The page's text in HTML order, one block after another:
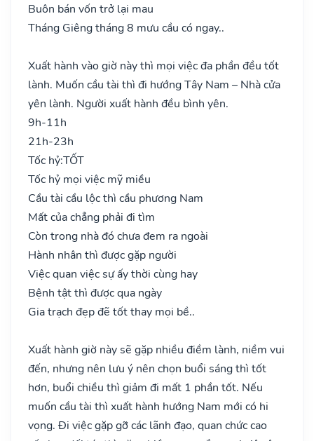
Buôn bán vốn trở lại mau
Tháng Giêng tháng 8 mưu cầu có ngay..
Xuất hành vào giờ này thì mọi việc đa phần đều tốt
lành. Muốn cầu tài thì đi hướng Tây Nam – Nhà cửa
yên lành. Người xuất hành đều bình yên.
9h-11h
21h-23h
Tốc hỷ:TỐT
Tốc hỷ mọi việc mỹ miều
Cầu tài cầu lộc thì cầu phương Nam
Mất của chẳng phải đi tìm
Còn trong nhà đó chưa đem ra ngoài
Hành nhân thì được gặp người
Việc quan việc sự ấy thời cùng hay
Bệnh tật thì được qua ngày
Gia trạch đẹp đẽ tốt thay mọi bề..
Xuất hành giờ này sẽ gặp nhiều điềm lành, niềm vui
đến, nhưng nên lưu ý nên chọn buổi sáng thì tốt
hơn, buổi chiều thì giảm đi mất 1 phần tốt. Nếu
muốn cầu tài thì xuất hành hướng Nam mới có hi
vọng. Đi việc gặp gỡ các lãnh đạo, quan chức cao